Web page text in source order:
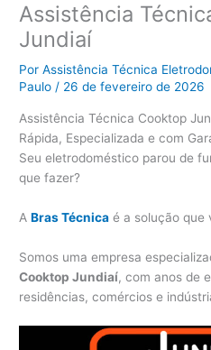
Assistência
Jundiaí
PorAssistência Técnica
Paulo / 26 de fevereiro de 2026
Assistência Técnica Cooktop
Rápida, Especializada e com
Seu eletrodoméstico parou de
que fazer?
ABras Técnica é a solução que
Somos uma empresa
Cooktop Jundiaí, com anos de
residências, comércios e